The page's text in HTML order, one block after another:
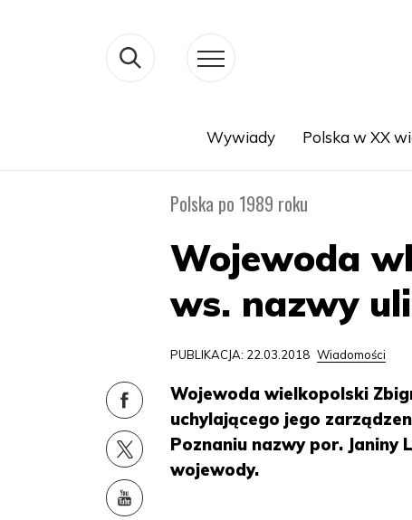
Wywiady Polska w XX
Polska po 1989 roku
Wojewoda
ws. nazwy
PUBLIKACJA: 22.03.2018 Wiadomości
Wojewoda wielkopolski
uchylającego jego
Poznaniu nazwy por.
wojewody.